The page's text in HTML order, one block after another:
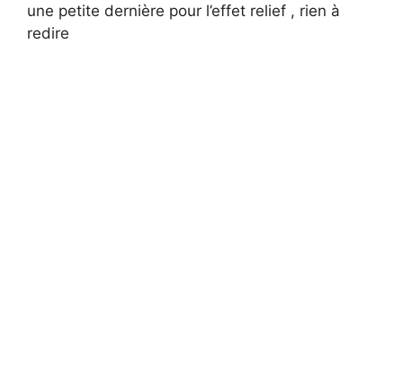
une petite dernière pour l’effet relief , rien à
redire